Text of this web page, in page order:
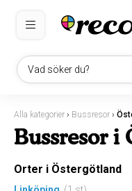
Vad söker du?
Alla kategorier › Bussresor ›
Bussresor i
Orter i Östergötland